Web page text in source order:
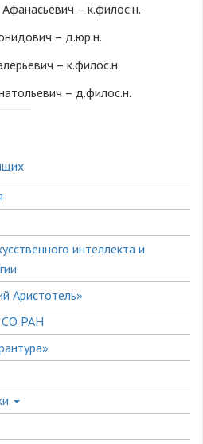
– к.филос.н.
– д.юр.н.
– к.филос.н.
– д.филос.н.
интеллекта и
Аристотель»
СО РАН